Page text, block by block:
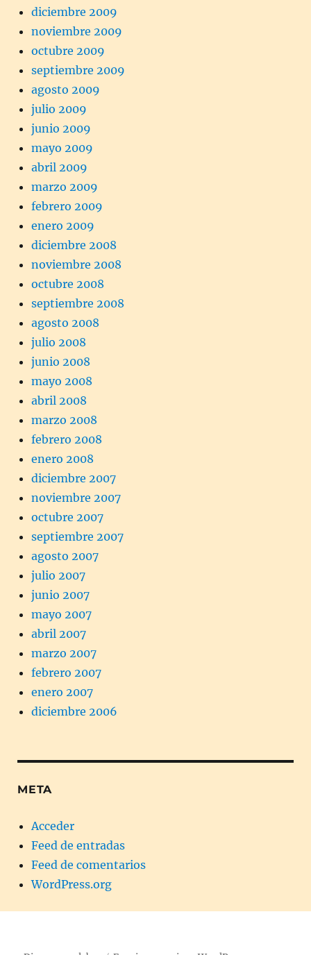
diciembre 2009
noviembre 2009
octubre 2009
septiembre 2009
agosto 2009
julio 2009
junio 2009
mayo 2009
abril 2009
marzo 2009
febrero 2009
enero 2009
diciembre 2008
noviembre 2008
octubre 2008
septiembre 2008
agosto 2008
julio 2008
junio 2008
mayo 2008
abril 2008
marzo 2008
febrero 2008
enero 2008
diciembre 2007
noviembre 2007
octubre 2007
septiembre 2007
agosto 2007
julio 2007
junio 2007
mayo 2007
abril 2007
marzo 2007
febrero 2007
enero 2007
diciembre 2006
META
Acceder
Feed de entradas
Feed de comentarios
WordPress.org